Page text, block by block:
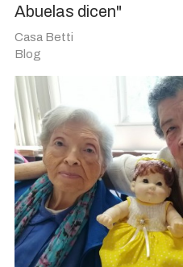
Abuelas dicen"
Casa Betti
Blog